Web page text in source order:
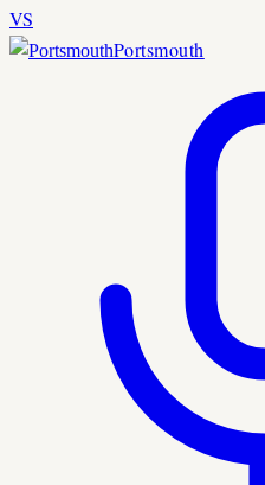
VS
Portsmouth